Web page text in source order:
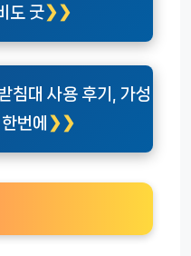
도 굿
침대 사용 후기, 가성
번에